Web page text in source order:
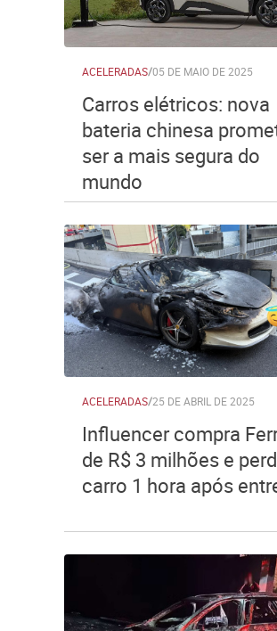
ACELERADAS/05 DE MAIO DE 2025
Carros elétricos: nova
bateria chinesa
ser a mais segura do
mundo
ACELERADAS/25 DE ABRIL DE 2025
Influencer compra
de R$ 3 milhões e
carro 1 hora após